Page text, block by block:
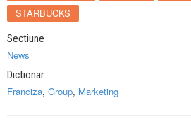
STARBUCKS
Sectiune
News
Dictionar
Franciza, Group, Marketing